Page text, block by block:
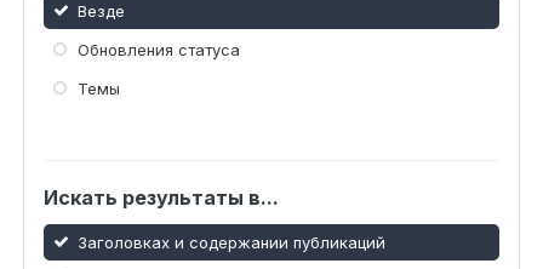
Везде
Обновления статуса
Темы
Искать результаты в...
Заголовках и содержании публикаций